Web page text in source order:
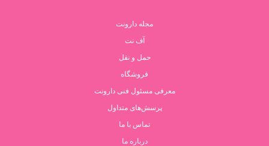
مجله دارونت
آف نت
حمل و نقل
فروشگاه
معرفی مسئول فنی دارونت
پرسش‌های متداول
تماس با ما
درباره ما